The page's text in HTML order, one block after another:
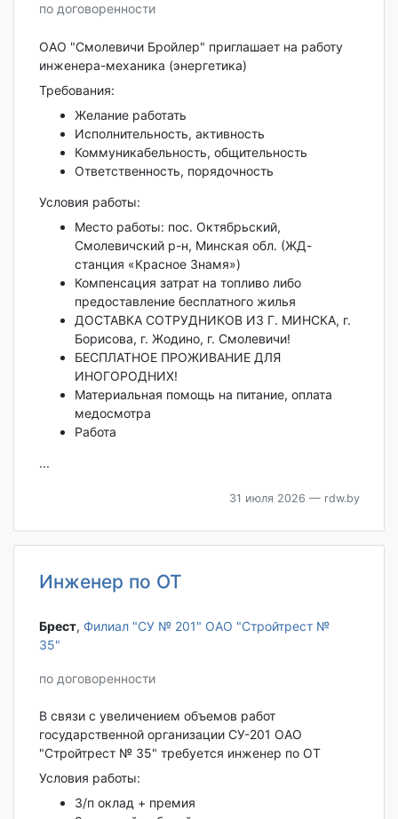
по договоренности
ОАО "Смолевичи Бройлер" приглашает на работу
инженера-механика (энергетика)
Требования:
Желание работать
Исполнительность, активность
Коммуникабельность, общительность
Ответственность, порядочность
Условия работы:
Место работы: пос. Октябрьский,
Смолевичский р-н, Минская обл. (ЖД-
станция «Красное Знамя»)
Компенсация затрат на топливо либо
предоставление бесплатного жилья
ДОСТАВКА СОТРУДНИКОВ ИЗ Г. МИНСКА, г.
Борисова, г. Жодино, г. Смолевичи!
БЕСПЛАТНОЕ ПРОЖИВАНИЕ ДЛЯ
ИНОГОРОДНИХ!
Материальная помощь на питание, оплата
медосмотра
Работа
...
31 июля 2026 — rdw.by
Инженер по ОТ
Брест‎, Филиал "СУ № 201" ОАО "Стройтрест №
35"
по договоренности
В связи с увеличением объемов работ
государственной организации СУ-201 ОАО
"Стройтрест № 35" требуется инженер по ОТ
Условия работы:
З/п оклад + премия